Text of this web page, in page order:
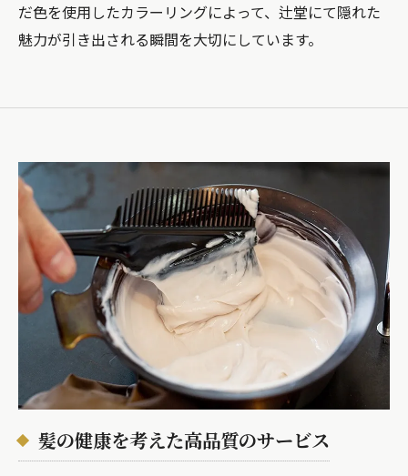
だ色を使用したカラーリングによって、辻堂にて隠れた
魅力が引き出される瞬間を大切にしています。
髪の健康を考えた高品質のサービス